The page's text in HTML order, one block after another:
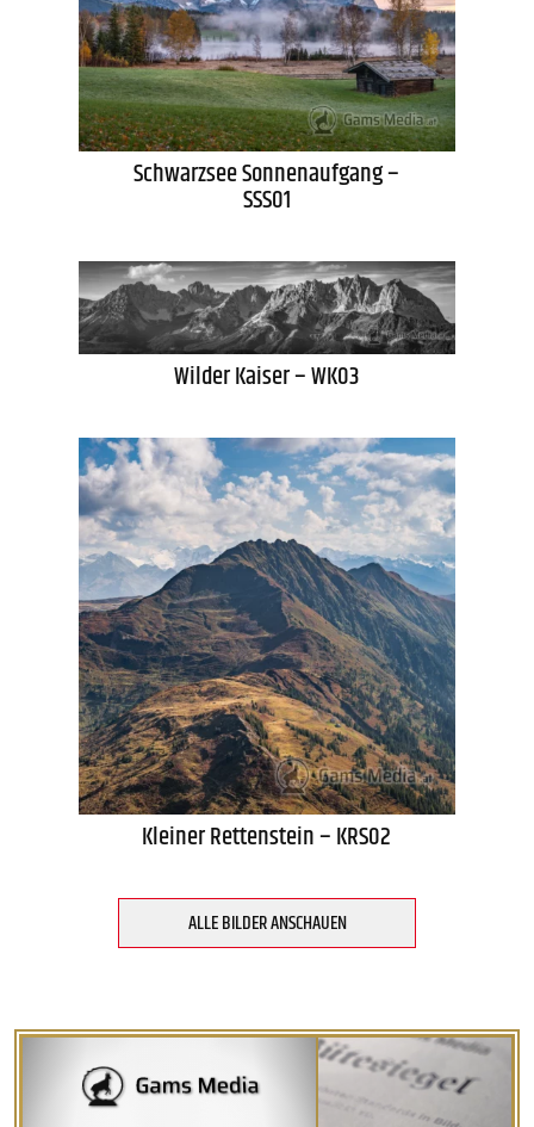
Schwarzsee Sonnenaufgang –
SSS01
Wilder Kaiser – WK03
Kleiner Rettenstein – KRS02
ALLE BILDER ANSCHAUEN